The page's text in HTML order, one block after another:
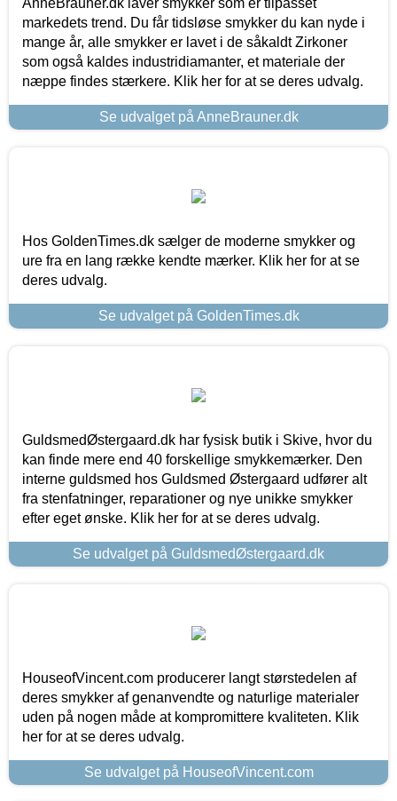
markedets trend. Du får tidsløse smykker du kan nyde i
mange år, alle smykker er lavet i de såkaldt Zirkoner
som også kaldes industridiamanter, et materiale der
næppe findes stærkere. Klik her for at se deres udvalg.
Se udvalget på AnneBrauner.dk
Hos GoldenTimes.dk sælger de moderne smykker og
ure fra en lang række kendte mærker. Klik her for at se
deres udvalg.
Se udvalget på GoldenTimes.dk
GuldsmedØstergaard.dk har fysisk butik i Skive, hvor du
kan finde mere end 40 forskellige smykkemærker. Den
interne guldsmed hos Guldsmed Østergaard udfører alt
fra stenfatninger, reparationer og nye unikke smykker
efter eget ønske. Klik her for at se deres udvalg.
Se udvalget på GuldsmedØstergaard.dk
HouseofVincent.com producerer langt størstedelen af
deres smykker af genanvendte og naturlige materialer
uden på nogen måde at kompromittere kvaliteten. Klik
her for at se deres udvalg.
Se udvalget på HouseofVincent.com